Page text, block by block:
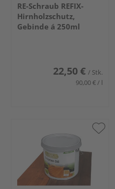
RE-Schraub REFIX-
Hirnholzschutz,
Gebinde á 250ml
22,50 € / Stk.
90,00 € / l